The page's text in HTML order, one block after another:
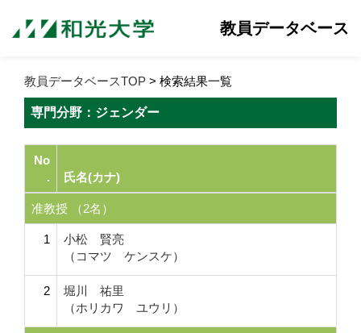
教員データベース
教員データベースTOP > 検索結果一覧
専門分野：ジェンダー
No
.
氏名(カナ)
准教授 （2名）
1
小松 賢亮
（コマツ ケンスケ）
2
堀川 祐里
（ホリカワ ユウリ）